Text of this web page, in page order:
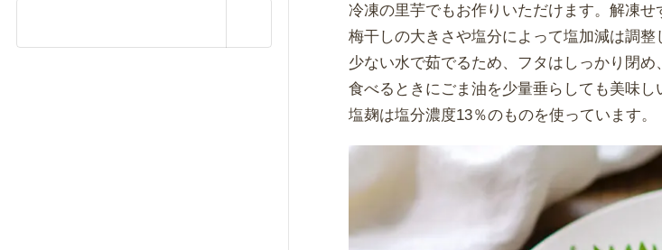
冷凍の里芋でもお作りいただけます。解凍
梅干しの大きさや塩分によって塩加減は調
少ない水で茹でるため、フタはしっかり閉
食べるときにごま油を少量垂らしても美味し
塩麹は塩分濃度13％のものを使っています。